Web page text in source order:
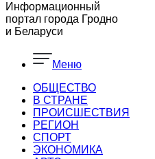
Информационный
портал города Гродно
и Беларуси
Меню
ОБЩЕСТВО
В СТРАНЕ
ПРОИСШЕСТВИЯ
РЕГИОН
CПОРТ
ЭКОНОМИКА